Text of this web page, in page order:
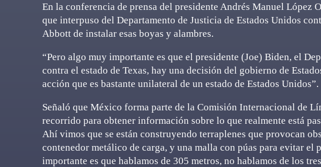
En la conferencia de prensa del presidente Andrés Manuel López
que interpuso del Departamento de Justicia de Estados Unidos
Abbott de instalar esas boyas y alambres.
“Pero algo muy importante es que el presidente (Joe) Biden, el
contra el estado de Texas, hay una decisión del gobierno de
acción que es bastante unilateral de un estado de Estados Unidos”.
Señaló que México forma parte de la Comisión Internacional de
recorrido para obtener información sobre lo que realmente está
Ahí vimos que se están construyendo terraplenes que provocan
contenedor metálico de carga, y una malla con púas para evitar el
importante es que hablamos de 305 metros, no hablamos de los